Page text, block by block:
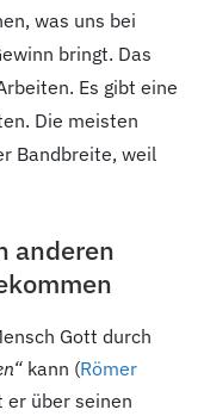
was uns bei
bringt. Das
Es gibt eine
Die meisten
Bandbreite, weil
anderen
Gott durch
kann (Römer
er über seinen